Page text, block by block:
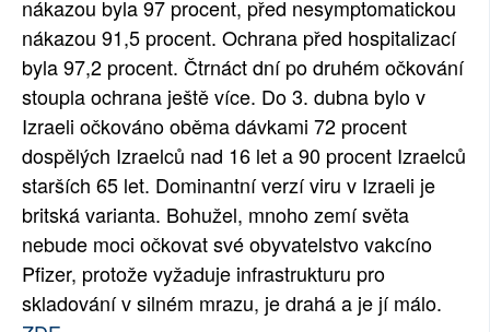
nákazou byla 97 procent, před nesymptomatickou
nákazou 91,5 procent. Ochrana před hospitalizací
byla 97,2 procent. Čtrnáct dní po druhém očkování
stoupla ochrana ještě více. Do 3. dubna bylo v
Izraeli očkováno oběma dávkami 72 procent
dospělých Izraelců nad 16 let a 90 procent Izraelců
starších 65 let. Dominantní verzí viru v Izraeli je
britská varianta. Bohužel, mnoho zemí světa
nebude moci očkovat své obyvatelstvo vakcíno
Pfizer, protože vyžaduje infrastrukturu pro
skladování v silném mrazu, je drahá a je jí málo.